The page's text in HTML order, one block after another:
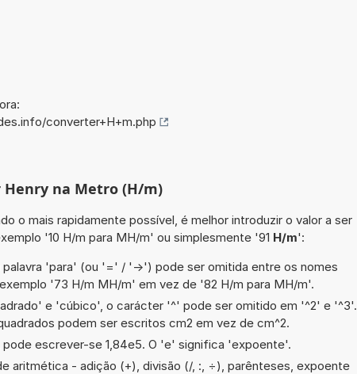
converter+H+m.php
Henry na Metro (H/m)
o mais rapidamente possível, é melhor introduzir o valor a ser
'10 H/m para MH/m' ou simplesmente '91 H/m':
palavra 'para' (ou '=' / '->') pode ser omitida entre os nomes
'73 H/m MH/m' em vez de '82 H/m para MH/m'.
e 'cúbico', o carácter '^' pode ser omitido em '^2' e '^3'.
podem ser escritos cm2 em vez de cm^2.
pode escrever-se 1,84e5. O 'e' significa 'expoente'.
aritmética - adição (+), divisão (/, :, ÷), parênteses, expoente